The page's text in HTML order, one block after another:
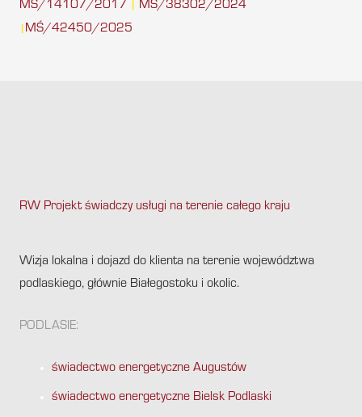
MŚ/14107/2017 MŚ/38302/2024
MŚ/42450/2025
RW Projekt świadczy usługi na terenie całego kraju
Wizja lokalna i dojazd do klienta na terenie województwa
podlaskiego, głównie Białegostoku i okolic.
PODLASIE:
świadectwo energetyczne Augustów
świadectwo energetyczne Bielsk Podlaski